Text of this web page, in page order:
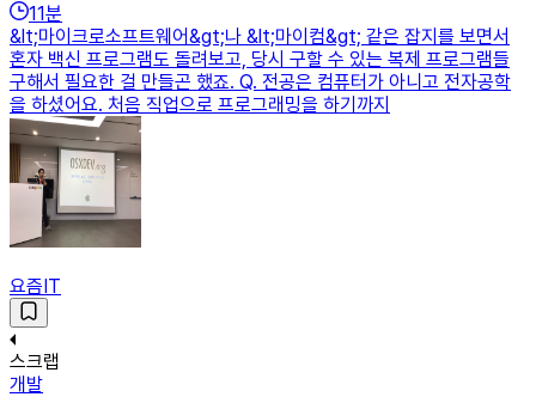
11분
&lt;마이크로소프트웨어&gt;나 &lt;마이컴&gt; 같은 잡지를 보면서
혼자 백신 프로그램도 돌려보고, 당시 구할 수 있는 복제 프로그램들
구해서 필요한 걸 만들곤 했죠. Q. 전공은 컴퓨터가 아니고 전자공학
을 하셨어요. 처음 직업으로 프로그래밍을 하기까지
요즘IT
스크랩
개발